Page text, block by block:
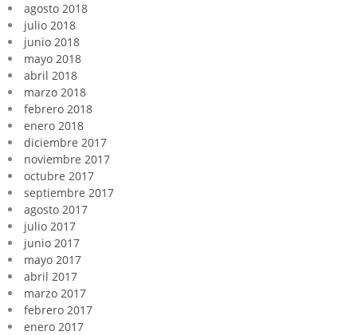
agosto 2018
julio 2018
junio 2018
mayo 2018
abril 2018
marzo 2018
febrero 2018
enero 2018
diciembre 2017
noviembre 2017
octubre 2017
septiembre 2017
agosto 2017
julio 2017
junio 2017
mayo 2017
abril 2017
marzo 2017
febrero 2017
enero 2017